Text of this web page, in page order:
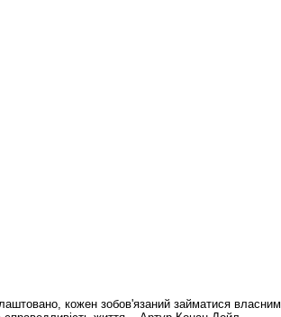
кожен зобов'язаний займатися власним